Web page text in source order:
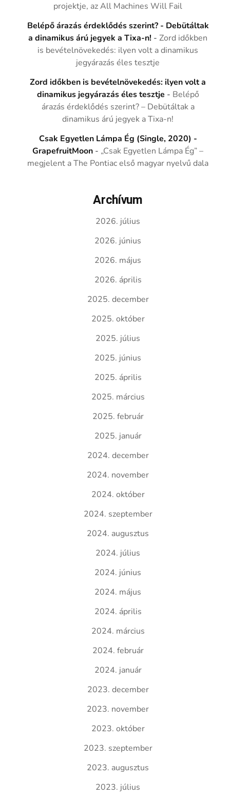
projektje, az All Machines Will Fail
Belépő árazás érdeklődés szerint? - Debütáltak
a dinamikus árú jegyek a Tixa-n! -Zord időkben
is bevételnövekedés: ilyen volt a dinamikus
jegyárazás éles tesztje
Zord időkben is bevételnövekedés: ilyen volt a
dinamikus jegyárazás éles tesztje - Belépő
árazás érdeklődés szerint? – Debütáltak a
dinamikus árú jegyek a Tixa-n!
Csak Egyetlen Lámpa Ég (Single, 2020) -
GrapefruitMoon - „Csak Egyetlen Lámpa Ég” –
megjelent a The Pontiac első magyar nyelvű dala
Archívum
2026. július
2026. június
2026. május
2026. április
2025. december
2025. október
2025. július
2025. június
2025. április
2025. március
2025. február
2025. január
2024. december
2024. november
2024. október
2024. szeptember
2024. augusztus
2024. július
2024. június
2024. május
2024. április
2024. március
2024. február
2024. január
2023. december
2023. november
2023. október
2023. szeptember
2023. augusztus
2023. július